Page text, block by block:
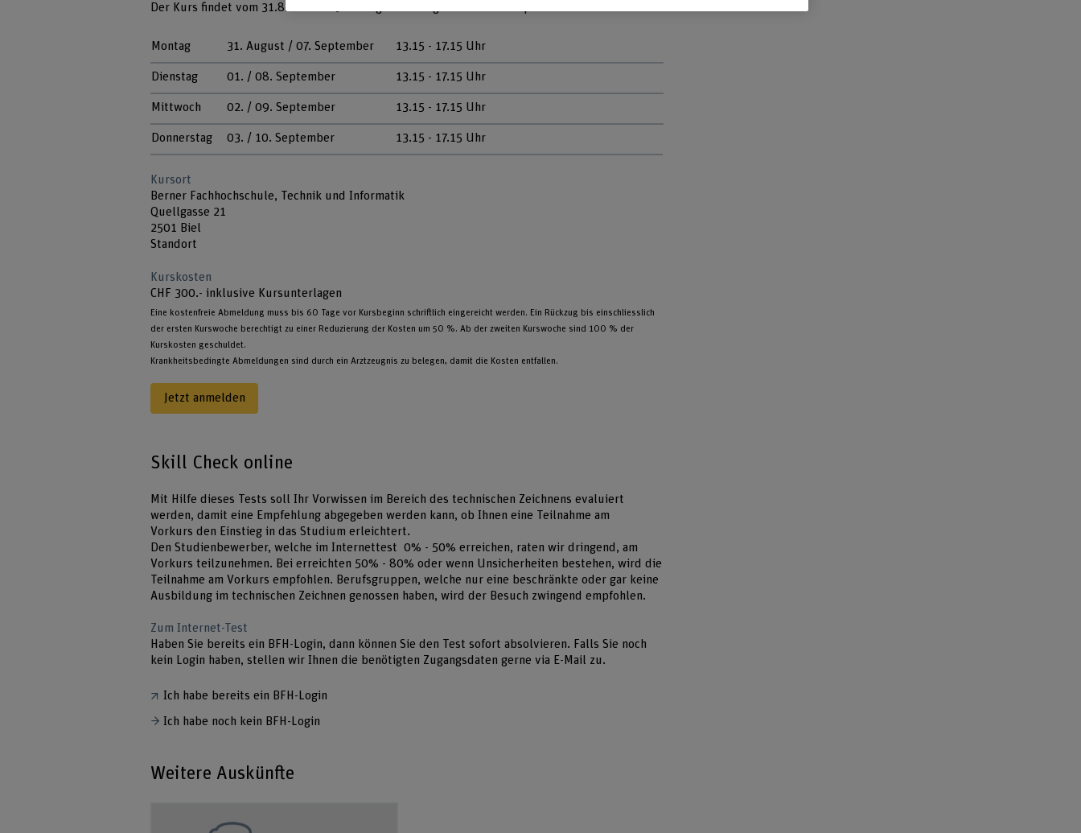
Der Kurs findet vom 31.8. bis 10.09.2026 gemäss folgendem Stundenplan statt:
Montag 31. August / 07. September 13.15 - 17.15 Uhr
Dienstag 01. / 08. September 13.15 - 17.15 Uhr
Mittwoch 02. / 09. September 13.15 - 17.15 Uhr
Donnerstag 03. / 10. September 13.15 - 17.15 Uhr
Kursort
Berner Fachhochschule, Technik und Informatik
Quellgasse 21
2501 Biel
Standort
Kurskosten
CHF 300.- inklusive Kursunterlagen
Eine kostenfreie Abmeldung muss bis 60 Tage vor Kursbeginn schriftlich eingereicht werden. Ein Rückzug bis einschliesslich
der ersten Kurswoche berechtigt zu einer Reduzierung der Kosten um 50 %. Ab der zweiten Kurswoche sind 100 % der
Kurskosten geschuldet.
Krankheitsbedingte Abmeldungen sind durch ein Arztzeugnis zu belegen, damit die Kosten entfallen.
Jetzt anmelden
Skill Check online
Mit Hilfe dieses Tests soll Ihr Vorwissen im Bereich des technischen Zeichnens evaluiert
werden, damit eine Empfehlung abgegeben werden kann, ob Ihnen eine Teilnahme am
Vorkurs den Einstieg in das Studium erleichtert.
Den Studienbewerber, welche im Internettest 0% - 50% erreichen, raten wir dringend, am
Vorkurs teilzunehmen. Bei erreichten 50% - 80% oder wenn Unsicherheiten bestehen, wird die
Teilnahme am Vorkurs empfohlen. Berufsgruppen, welche nur eine beschränkte oder gar keine
Ausbildung im technischen Zeichnen genossen haben, wird der Besuch zwingend empfohlen.
Zum Internet-Test
Haben Sie bereits ein BFH-Login, dann können Sie den Test sofort absolvieren. Falls Sie noch
kein Login haben, stellen wir Ihnen die benötigten Zugangsdaten gerne via E-Mail zu.
Ich habe bereits ein BFH-Login
Ich habe noch kein BFH-Login
Weitere Auskünfte